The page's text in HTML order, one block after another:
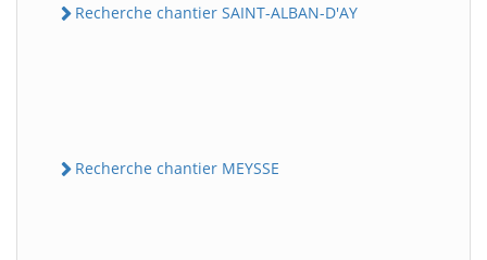
Recherche chantier SAINT-ALBAN-D'AY
Recherche chantier MEYSSE